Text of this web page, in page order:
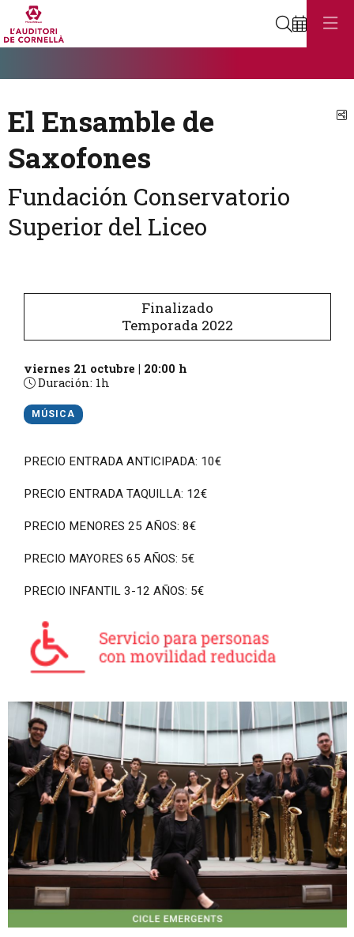
Buscar
El Ensamble de
Saxofones
Fundación Conservatorio
Superior del Liceo
Finalizado
Temporada 2022
viernes 21 octubre | 20:00 h
Duración:1h
MÚSICA
PRECIO ENTRADA ANTICIPADA: 10€
PRECIO ENTRADA TAQUILLA: 12€
PRECIO MENORES 25 AÑOS: 8€
PRECIO MAYORES 65 AÑOS: 5€
PRECIO INFANTIL 3-12 AÑOS: 5€